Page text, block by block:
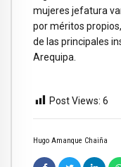
Hugo Amanque Chaiña
mujeres jefatura
por méritos
de las principales
Arequipa.
Post Views: 6